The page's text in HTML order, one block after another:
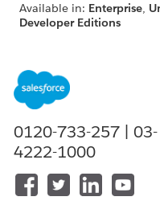
Available in: Enterprise,
Developer Editions
To enable document
generation batch
From the App
ClickNew.
0120-733-257 | 03-
4222-1000